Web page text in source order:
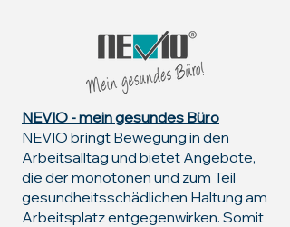
NEVIO - mein gesundes Büro
NEVIO bringt Bewegung in den
Arbeitsalltag und bietet Angebote,
die der monotonen und zum Teil
gesundheitsschädlichen Haltung am
Arbeitsplatz entgegenwirken. Somit